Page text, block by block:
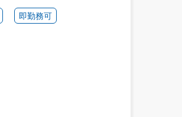
即勤務可